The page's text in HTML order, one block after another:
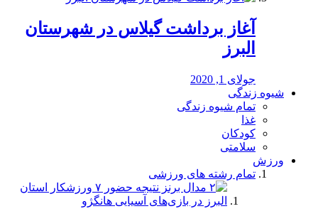
آغاز برداشت گیلاس در شهرستان
البرز
جولای 1, 2020
شیوه زندگی
تمام شیوه زندگی
غذا
کودکان
سلامتی
ورزش
تمام رشته های ورزشی